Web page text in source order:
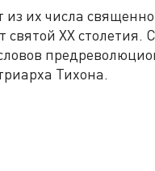
их числа
святой XX
Тихона.